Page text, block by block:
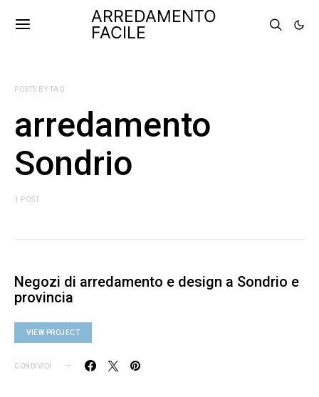
ARREDAMENTO
FACILE
POSTS BY TAG
arredamento
Sondrio
1 POST
Negozi di arredamento e design a Sondrio e
provincia
VIEW PROJECT
CONDIVIDI